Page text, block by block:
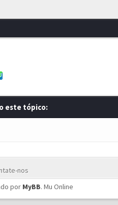
este tópico:
nos
por MyBB. Mu Online